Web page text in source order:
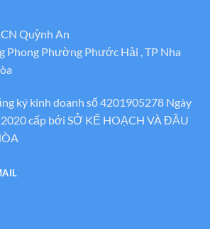
Quỳnh An
Phong Phường Phước Hải , TP Nha
ký kinh doanh số 4201905278 Ngày
cấp bới SỞ KẾ HOẠCH VÀ ĐẦU